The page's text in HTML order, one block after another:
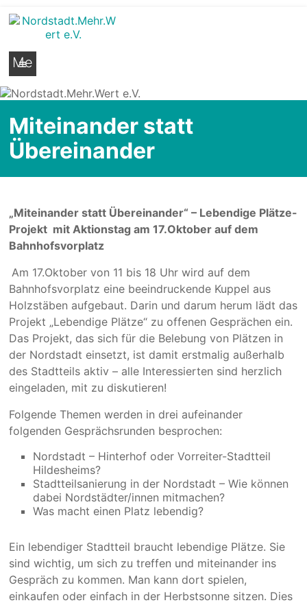
Nordstadt.Mehr.Wert e.V.
Stadtteilseite der Hildesheimer Nordstadt
Me
Miteinander statt
Übereinander
„Miteinander statt Übereinander“ – Lebendige Plätze-
Projekt mit Aktionstag am 17.Oktober auf dem
Bahnhofsvorplatz
Am 17.Oktober von 11 bis 18 Uhr wird auf dem
Bahnhofsvorplatz eine beeindruckende Kuppel aus
Holzstäben aufgebaut. Darin und darum herum lädt das
Projekt „Lebendige Plätze“ zu offenen Gesprächen ein.
Das Projekt, das sich für die Belebung von Plätzen in
der Nordstadt einsetzt, ist damit erstmalig außerhalb
des Stadtteils aktiv – alle Interessierten sind herzlich
eingeladen, mit zu diskutieren!
Folgende Themen werden in drei aufeinander
folgenden Gesprächsrunden besprochen:
Nordstadt – Hinterhof oder Vorreiter-Stadtteil
Hildesheims?
Stadtteilsanierung in der Nordstadt – Wie können
dabei Nordstädter/innen mitmachen?
Was macht einen Platz lebendig?
Ein lebendiger Stadtteil braucht lebendige Plätze. Sie
sind wichtig, um sich zu treffen und miteinander ins
Gespräch zu kommen. Man kann dort spielen,
einkaufen oder einfach in der Herbstsonne sitzen. Dies